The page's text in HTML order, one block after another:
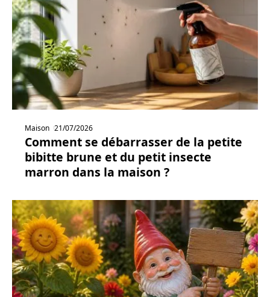
Maison 21/07/2026
Comment se débarrasser de la petite
bibitte brune et du petit insecte
marron dans la maison ?